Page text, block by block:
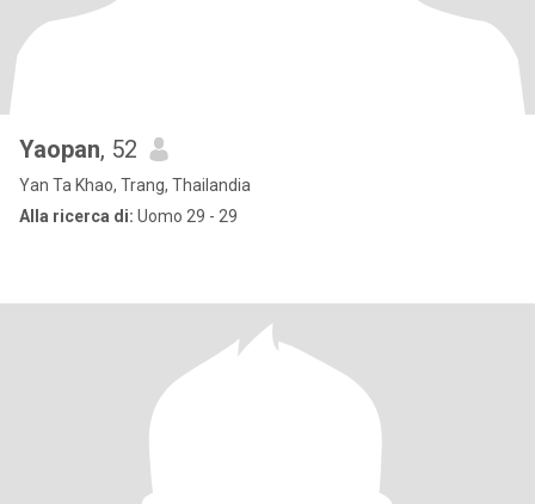
Yaopan, 52
Yan Ta Khao, Trang, Thailandia
Alla ricerca di: Uomo 29 - 29